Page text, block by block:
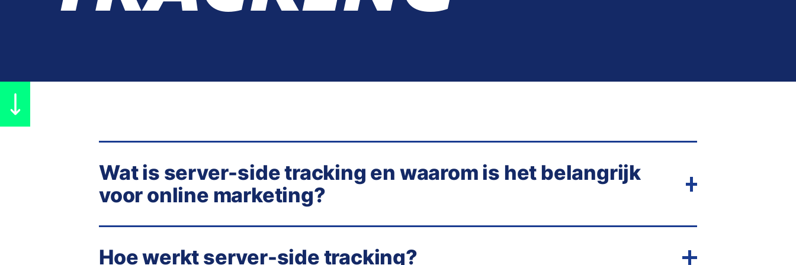
Wat is server-side tracking en waarom is het belangrijk
voor online marketing?
naar een trackingplatform zoals Google Analytics worden verzonden. Dit verschilt van client-side tracking, waar de
gegevens direct vanuit de browser van de gebruiker naar het trackingplatform gaan.
Hoe werkt server-side tracking?